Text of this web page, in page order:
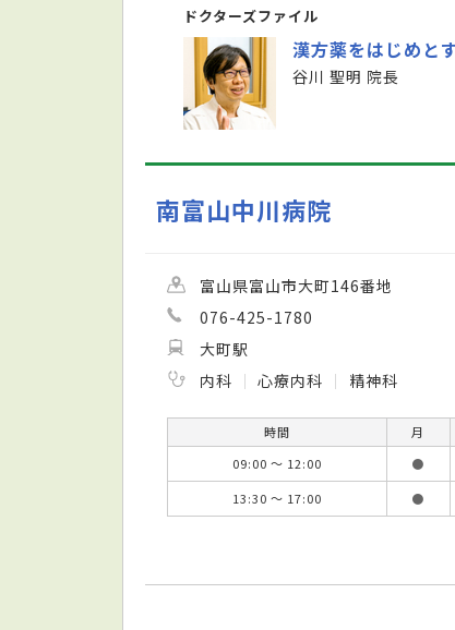
ドクターズファイル
漢方薬をはじめと
谷川 聖明 院長
南富山中川病院
富山県富山市大町146番地
076-425-1780
大町駅
内科
心療内科 精神科
時間 月
09:00 ～ 12:00
●
13:30 ～ 17:00
●